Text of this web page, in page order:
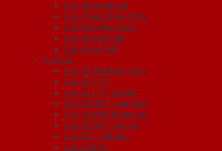
Cửa nhôm vân gỗ
Cửa Thép Chống Cháy
Cửa thép Hàn Quốc
Cửa thép vân gỗ
Cửa vân gỗ 5D
CỬA GỖ
Cửa Gỗ ABS Hàn Quốc
Cửa Gỗ HDF
Cửa Gỗ HDF Veneer
Cửa Gỗ MDF Laminate
Cửa gỗ MDF Melamine
Cửa Gỗ MDF Veneer
Cửa Gỗ Tự Nhiên
Cửa vòm gỗ